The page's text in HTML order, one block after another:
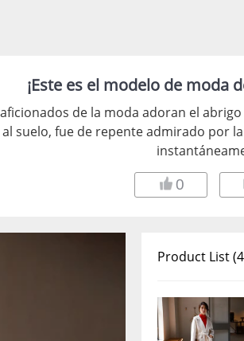
¡Este es el modelo de moda
de la moda adoran el
suelo, fue de repente admirado por
0
Product List